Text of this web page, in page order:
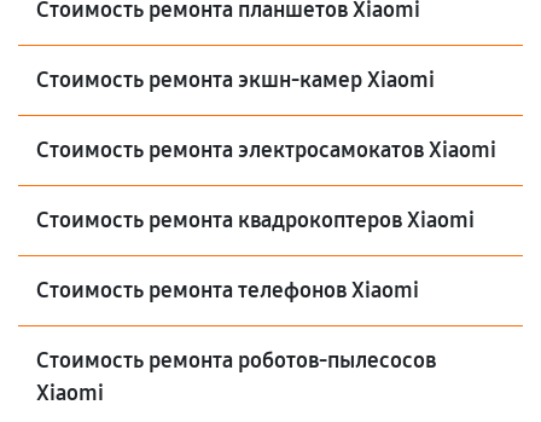
Стоимость ремонта планшетов Xiaomi
Стоимость ремонта экшн-камер Xiaomi
Стоимость ремонта электросамокатов Xiaomi
Стоимость ремонта квадрокоптеров Xiaomi
Стоимость ремонта телефонов Xiaomi
Стоимость ремонта роботов-пылесосов
Xiaomi